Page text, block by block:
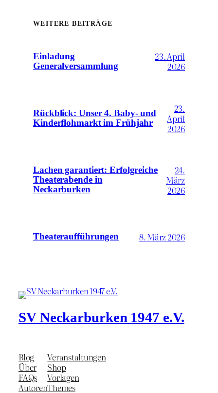
WEITERE BEITRÄGE
Einladung
Generalversammlung
23. April
2026
Rückblick: Unser 4. Baby- und
Kinderflohmarkt im Frühjahr
23.
April
2026
Lachen garantiert: Erfolgreiche
Theaterabende in
Neckarburken
24.
März
2026
Theateraufführungen 8. März 2026
SV Neckarburken 1947 e.V.
Blog
Über
FAQs
Autoren
Veranstaltungen
Shop
Vorlagen
Themes